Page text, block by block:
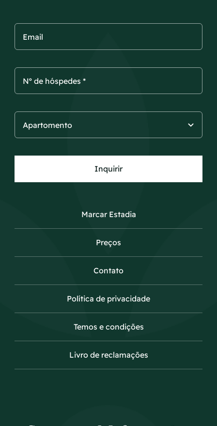
Inquirir
Marcar Estadia
Preços
Contato
Política de privacidade
Temos e condições
Livro de reclamações